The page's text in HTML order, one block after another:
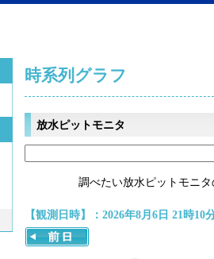
時系列グラフ
放水ピットモニタ
調べたい放水ピットモニ
【観測日時】：2026年8月6日 21時10